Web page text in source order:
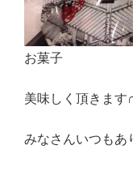
お菓子
美味しく頂きま
みなさんいつもあ